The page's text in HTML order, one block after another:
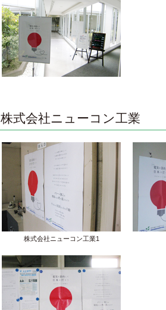
株式会社ニューコン工業
株式会社ニューコン工業1